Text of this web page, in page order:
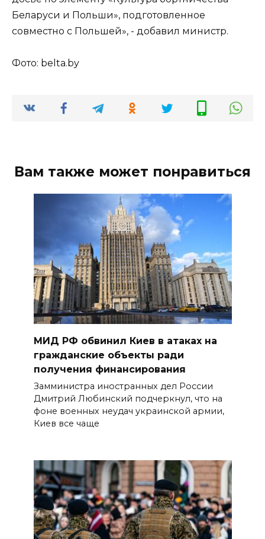
Беларуси и Польши», подготовленное
совместно с Польшей», - добавил министр.
Фото: belta.by
Вам также может понравиться
МИД РФ обвинил Киев в атаках на
гражданские объекты ради
получения финансирования
Замминистра иностранных дел России
Дмитрий Любинский подчеркнул, что на
фоне военных неудач украинской армии,
Киев все чаще